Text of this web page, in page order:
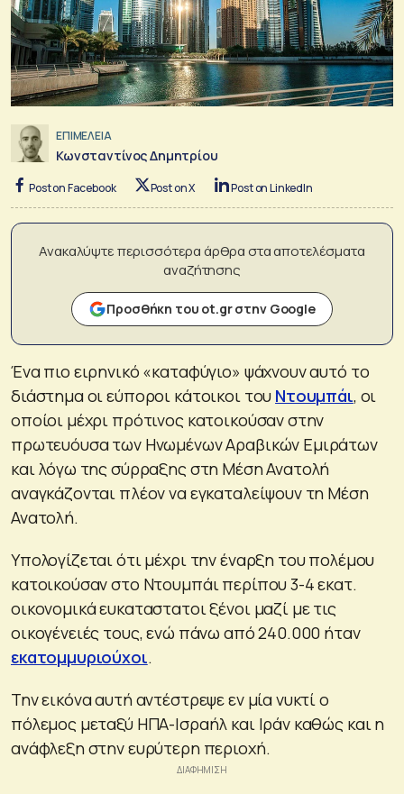
ΕΠΙΜΕΛΕΙΑ
Κωνσταντίνος Δημητρίου
Post on Facebook Post on X Post on LinkedIn
Ανακαλύψτε περισσότερα άρθρα στα αποτελέσματα
αναζήτησης
Προσθήκη του ot.gr στην Google
Ένα πιο ειρηνικό «καταφύγιο» ψάχνουν αυτό το
διάστημα οι εύποροι κάτοικοι του Ντουμπάι, οι
οποίοι μέχρι πρότινος κατοικούσαν στην
πρωτευόυσα των Ηνωμένων Αραβικών Εμιράτων
και λόγω της σύρραξης στη Μέση Ανατολή
αναγκάζονται πλέον να εγκαταλείψουν τη Μέση
Ανατολή.
Υπολογίζεται ότι μέχρι την έναρξη του πολέμου
κατοικούσαν στο Ντουμπάι περίπου 3-4 εκατ.
οικονομικά ευκαταστατοι ξένοι μαζί με τις
οικογένειές τους, ενώ πάνω από 240.000 ήταν
εκατομμυριούχοι.
Την εικόνα αυτή αντέστρεψε εν μία νυκτί ο
πόλεμος μεταξύ ΗΠΑ-Ισραήλ και Ιράν καθώς και η
ανάφλεξη στην ευρύτερη περιοχή.